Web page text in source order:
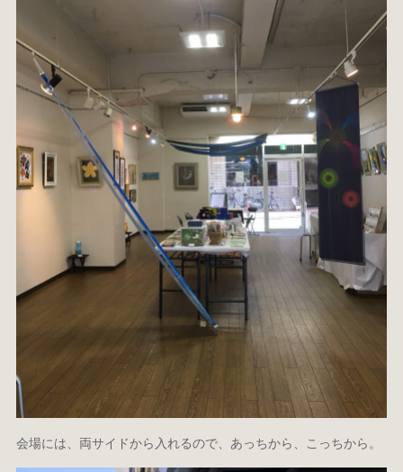
会場には、両サイドから入れるので、あっちから、こっちから。